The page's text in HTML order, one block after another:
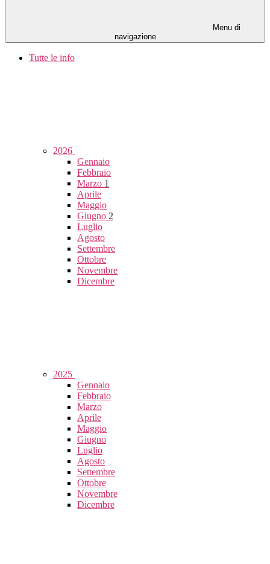
Menu di
navigazione
Tutte le info
2026
Gennaio
Febbraio
Marzo 1
Aprile
Maggio
Giugno 2
Luglio
Agosto
Settembre
Ottobre
Novembre
Dicembre
2025
Gennaio
Febbraio
Marzo
Aprile
Maggio
Giugno
Luglio
Agosto
Settembre
Ottobre
Novembre
Dicembre